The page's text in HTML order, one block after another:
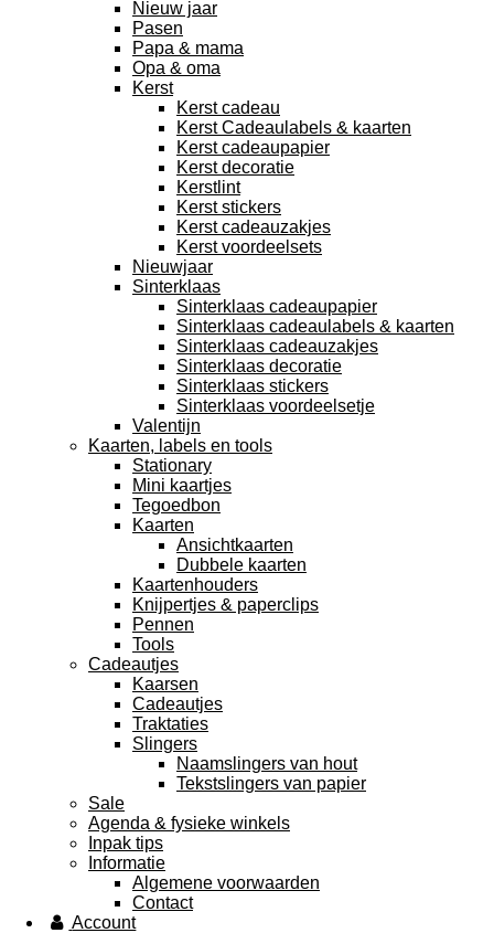
Nieuw jaar
Pasen
Papa & mama
Opa & oma
Kerst
Kerst cadeau
Kerst Cadeaulabels & kaarten
Kerst cadeaupapier
Kerst decoratie
Kerstlint
Kerst stickers
Kerst cadeauzakjes
Kerst voordeelsets
Nieuwjaar
Sinterklaas
Sinterklaas cadeaupapier
Sinterklaas cadeaulabels & kaarten
Sinterklaas cadeauzakjes
Sinterklaas decoratie
Sinterklaas stickers
Sinterklaas voordeelsetje
Valentijn
Kaarten, labels en tools
Stationary
Mini kaartjes
Tegoedbon
Kaarten
Ansichtkaarten
Dubbele kaarten
Kaartenhouders
Knijpertjes & paperclips
Pennen
Tools
Cadeautjes
Kaarsen
Cadeautjes
Traktaties
Slingers
Naamslingers van hout
Tekstslingers van papier
Sale
Agenda & fysieke winkels
Inpak tips
Informatie
Algemene voorwaarden
Contact
Account